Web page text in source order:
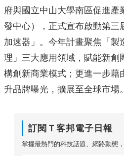
府與國立中山大學南區促進產
發中心），正式宣布啟動第三
加速器」。今年計畫聚焦「製
理」三大應用領域，賦能新創
構創新商業模式；更進一步藉
升品牌曝光，擴展至全球市場。
訂閱Ｔ客邦電子日報
掌握最熱門的科技話題、網路動態